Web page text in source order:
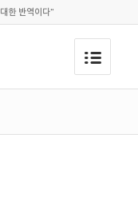
한 반역이다"